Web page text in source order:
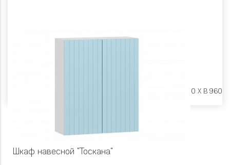
Ш 600 X Г 600 X В 960
Шкаф навесной "Тоскана"